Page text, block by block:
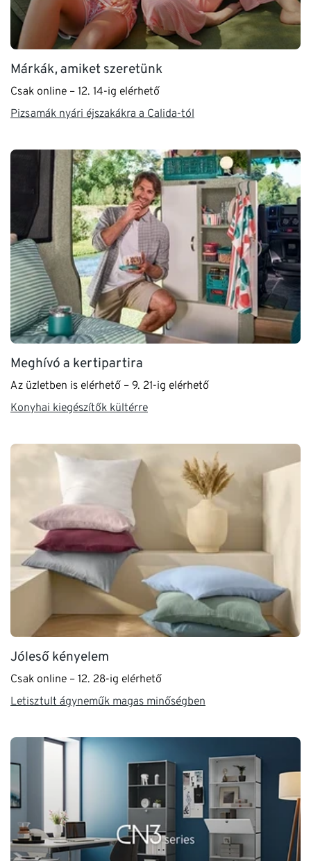
Márkák, amiket szeretünk
Csak online – 12. 14-ig elérhető
Pizsamák nyári éjszakákra a Calida-tól
Meghívó a kertipartira
Az üzletben is elérhető – 9. 21-ig elérhető
Konyhai kiegészítők kültérre
Jóleső kényelem
Csak online – 12. 28-ig elérhető
Letisztult ágyneműk magas minőségben